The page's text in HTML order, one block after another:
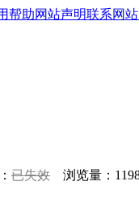
帮助网站声明联系网站
已失效 浏览量：